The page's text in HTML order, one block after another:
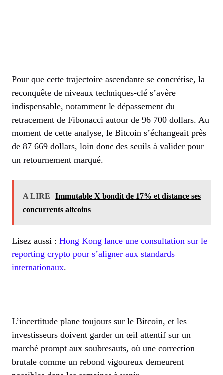
Pour que cette trajectoire ascendante se concrétise, la
reconquête de niveaux techniques-clé s’avère
indispensable, notamment le dépassement du
retracement de Fibonacci autour de 96 700 dollars. Au
moment de cette analyse, le Bitcoin s’échangeait près
de 87 669 dollars, loin donc des seuils à valider pour
un retournement marqué.
A LIRE
Immutable X bondit de 17% et distance ses
concurrents altcoins
Lisez aussi : Hong Kong lance une consultation sur le
reporting crypto pour s’aligner aux standards
internationaux.
—
L’incertitude plane toujours sur le Bitcoin, et les
investisseurs doivent garder un œil attentif sur un
marché prompt aux soubresauts, où une correction
brutale comme un rebond vigoureux demeurent